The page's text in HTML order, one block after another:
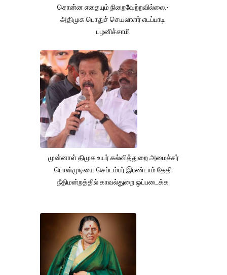
சொன்ன எதையும் நிறைவேற்றவில்லை.-
அதிமுக பொதுச் செயலாளர் எடப்பாடி
பழனிச்சாமி
முன்னாள் திமுக உயர் கல்வித்துறை அமைச்சர்
பொன்முடியை செப்டம்பர் இரண்டாம் தேதி
நீதிமன்றத்தில் காவல்துறை ஒப்படைக்க